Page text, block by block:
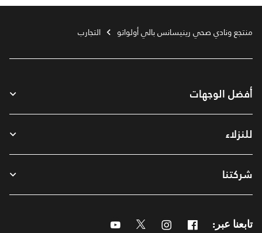
منتجع ونادي صحي رينيسانس بالي أولواتو التجارب
أفضل الوجهات
للنزلاء
شركتنا
تابعنا عبر: Facebook
Instagram
Twitter